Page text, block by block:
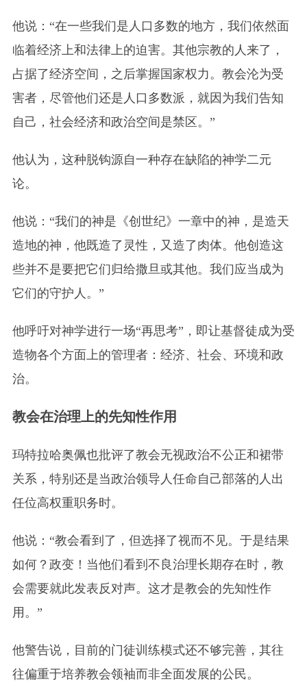
他说：“在一些我们是人口多数的地方，我们依然面
临着经济上和法律上的迫害。其他宗教的人来了，
占据了经济空间，之后掌握国家权力。教会沦为受
害者，尽管他们还是人口多数派，就因为我们告知
自己，社会经济和政治空间是禁区。”
他认为，这种脱钩源自一种存在缺陷的神学二元
论。
他说：“我们的神是《创世纪》一章中的神，是造天
造地的神，他既造了灵性，又造了肉体。他创造这
些并不是要把它们归给撒旦或其他。我们应当成为
它们的守护人。”
他呼吁对神学进行一场“再思考”，即让基督徒成为受
造物各个方面上的管理者：经济、社会、环境和政
治。
教会在治理上的先知性作用
玛特拉哈奥佩也批评了教会无视政治不公正和裙带
关系，特别还是当政治领导人任命自己部落的人出
任位高权重职务时。
他说：“教会看到了，但选择了视而不见。于是结果
如何？政变！当他们看到不良治理长期存在时，教
会需要就此发表反对声。这才是教会的先知性作
用。”
他警告说，目前的门徒训练模式还不够完善，其往
往偏重于培养教会领袖而非全面发展的公民。